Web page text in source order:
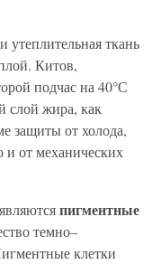
утеплительная ткань
Китов,
подчас на 40°С
слой жира, как
защиты от холода,
и от механических
пигментные
темно–
клетки